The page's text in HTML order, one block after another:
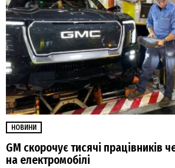
НОВИНИ
GM скорочує тисячі працівників
на електромобілі